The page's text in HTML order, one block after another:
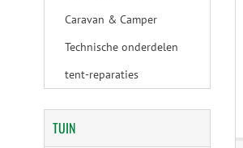
Caravan & Camper
Technische onderdelen
tent-reparaties
TUIN